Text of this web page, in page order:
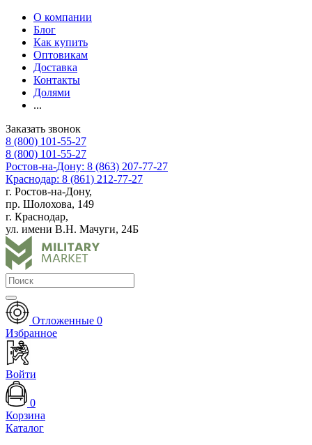
О компании
Блог
Как купить
Оптовикам
Доставка
Контакты
Долями
...
Заказать звонок
8 (800) 101-55-27
8 (800) 101-55-27
Ростов-на-Дону: 8 (863) 207-77-27
Краснодар: 8 (861) 212-77-27
г. Ростов-на-Дону,
пр. Шолохова, 149
г. Краснодар,
ул. имени В.Н. Мачуги, 24Б
Отложенные 0
Избранное
Войти
0
Корзина
Каталог